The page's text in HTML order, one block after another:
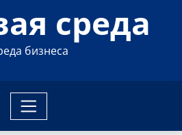
среда
бизнеса